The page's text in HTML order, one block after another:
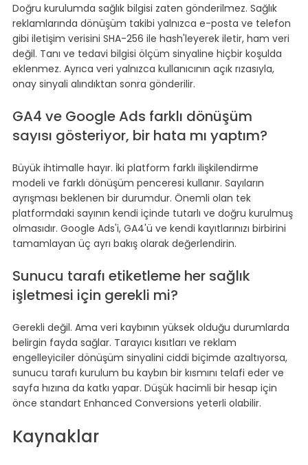
Doğru kurulumda sağlık bilgisi zaten gönderilmez. Sağlık
reklamlarında dönüşüm takibi yalnızca e-posta ve telefon
gibi iletişim verisini SHA-256 ile hash'leyerek iletir, ham veri
değil. Tanı ve tedavi bilgisi ölçüm sinyaline hiçbir koşulda
eklenmez. Ayrıca veri yalnızca kullanıcının açık rızasıyla,
onay sinyali alındıktan sonra gönderilir.
GA4 ve Google Ads farklı dönüşüm
sayısı gösteriyor, bir hata mı yaptım?
Büyük ihtimalle hayır. İki platform farklı ilişkilendirme
modeli ve farklı dönüşüm penceresi kullanır. Sayıların
ayrışması beklenen bir durumdur. Önemli olan tek
platformdaki sayının kendi içinde tutarlı ve doğru kurulmuş
olmasıdır. Google Ads'i, GA4'ü ve kendi kayıtlarınızı birbirini
tamamlayan üç ayrı bakış olarak değerlendirin.
Sunucu tarafı etiketleme her sağlık
işletmesi için gerekli mi?
Gerekli değil. Ama veri kaybının yüksek olduğu durumlarda
belirgin fayda sağlar. Tarayıcı kısıtları ve reklam
engelleyiciler dönüşüm sinyalini ciddi biçimde azaltıyorsa,
sunucu tarafı kurulum bu kaybın bir kısmını telafi eder ve
sayfa hızına da katkı yapar. Düşük hacimli bir hesap için
önce standart Enhanced Conversions yeterli olabilir.
Kaynaklar